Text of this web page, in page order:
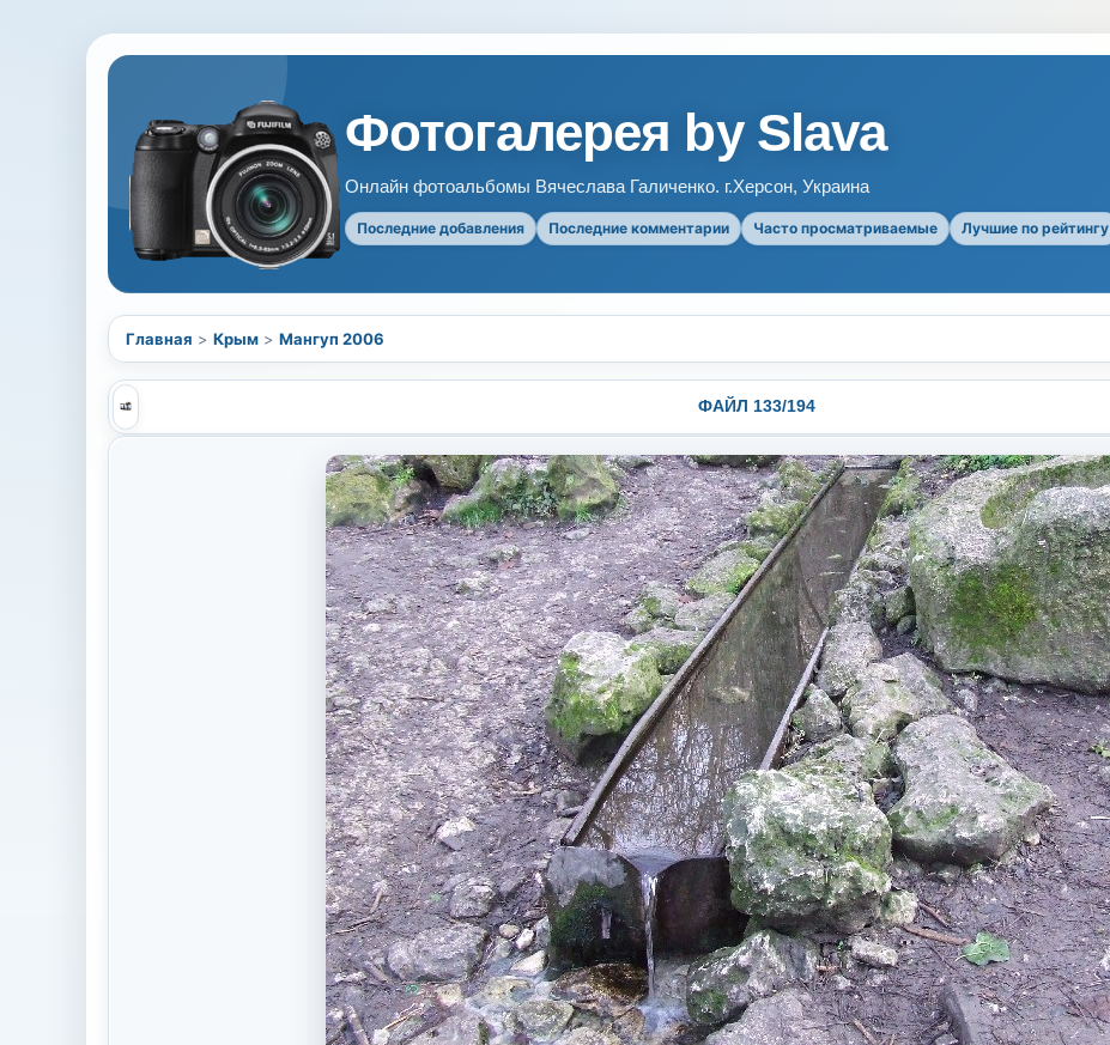
Фотогалерея by Slava
Онлайн фотоальбомы Вячеслава Галиченко. г.Херсон, Украина
Последние добавления Последние комментарии Часто просматриваемые Лучшие по рейтингу
Главная > Крым > Мангуп 2006
ФАЙЛ 133/194